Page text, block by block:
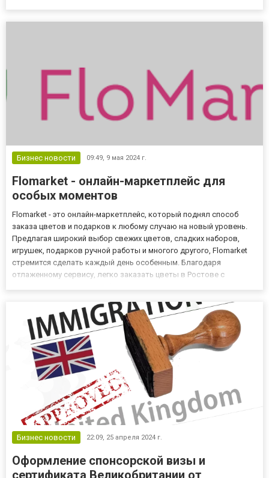
Бизнес новости 09:49, 9 мая 2024 г.
Flomarket - онлайн-маркетплейс для
особых моментов
Flomarket - это онлайн-маркетплейс, который поднял способ
заказа цветов и подарков к любому случаю на новый уровень.
Предлагая широкий выбор свежих цветов, сладких наборов,
игрушек, подарков ручной работы и многого другого, Flomarket
стремится сделать каждый день особенным. Благодаря
отлаженному сервису, легко заказать цветы в Ростове с
Бизнес новости 22:09, 25 апреля 2024 г.
Оформление спонсорской визы и
сертификата Великобритании от